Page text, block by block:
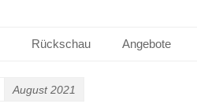
Rückschau Angebote
August 2021